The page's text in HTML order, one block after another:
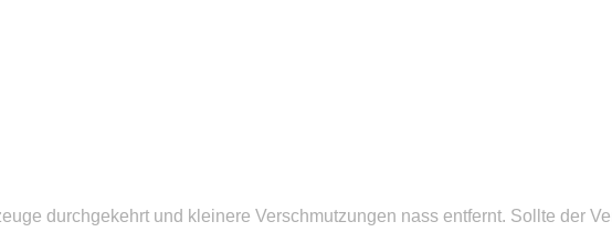
durchgekehrt und kleinere Verschmutzungen nass entfernt. Sollte der